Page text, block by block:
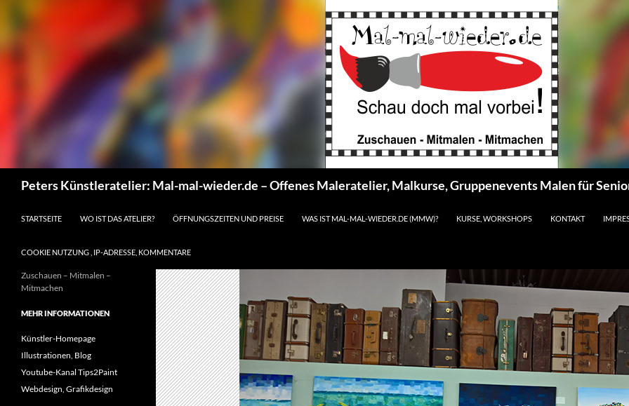
Peters Künstleratelier: Mal-mal-wieder.de – Offenes Maleratelier, Malkurse, Gruppenevents Malen für
STARTSEITE
WO IST DAS ATELIER? ÖFFNUNGSZEITEN UND PREISE WAS IST MAL-MAL-WIEDER.DE (MMW)? KURSE, WORKSHOPS KONTAKT
COOKIE NUTZUNG , IP-ADRESSE, KOMMENTARE
Zuschauen – Mitmalen –
Mitmachen
MEHR INFORMATIONEN
Künstler-Homepage
Illustrationen, Blog
Youtube-Kanal Tips2Paint
Webdesign, Grafikdesign